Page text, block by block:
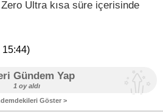
Ultra kısa süre içerisinde
15:44)
Gündem Yap
1 oy aldı
Göster >